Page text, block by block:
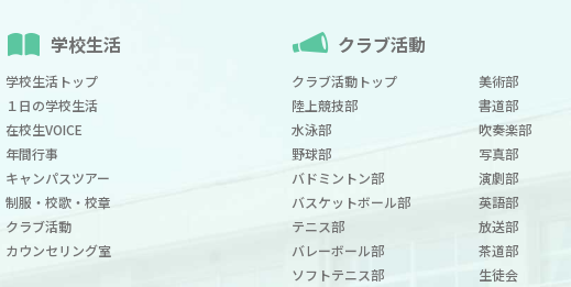
学校生活
学校生活トップ
１日の学校生活
在校生VOICE
年間行事
キャンパスツアー
制服・校歌・校章
クラブ活動
カウンセリング室
クラブ活動
クラブ活動トップ
陸上競技部
水泳部
野球部
バドミントン部
バスケットボール部
テニス部
バレーボール部
ソフトテニス部
美術部
書道部
吹奏楽部
写真部
演劇部
英語部
放送部
茶道部
生徒会